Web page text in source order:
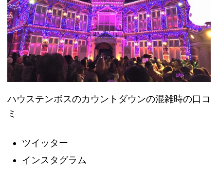
ハウステンボスのカウントダウンの混雑時の口コ
ミ
ツイッター
インスタグラム